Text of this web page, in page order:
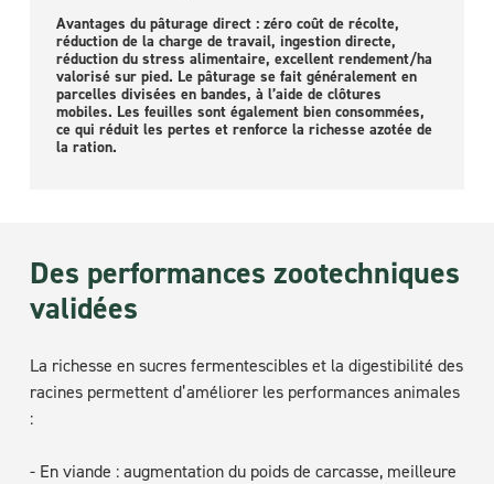
Avantages du pâturage direct : zéro coût de récolte,
réduction de la charge de travail, ingestion directe,
réduction du stress alimentaire, excellent rendement/ha
valorisé sur pied. Le pâturage se fait généralement en
parcelles divisées en bandes, à l’aide de clôtures
mobiles. Les feuilles sont également bien consommées,
ce qui réduit les pertes et renforce la richesse azotée de
la ration.
Avantages : maîtrise du calendrier de récolte,
conservation prolongée, souplesse d’alimentation. La
distribution se fait en vrac ou intégrée en ration
complète. Le hachage est recommandé pour les variétés
les plus riches en MS.
Des performances zootechniques
validées
La richesse en sucres fermentescibles et la digestibilité des
racines permettent d’améliorer les performances animales
:
- En viande : augmentation du poids de carcasse, meilleure